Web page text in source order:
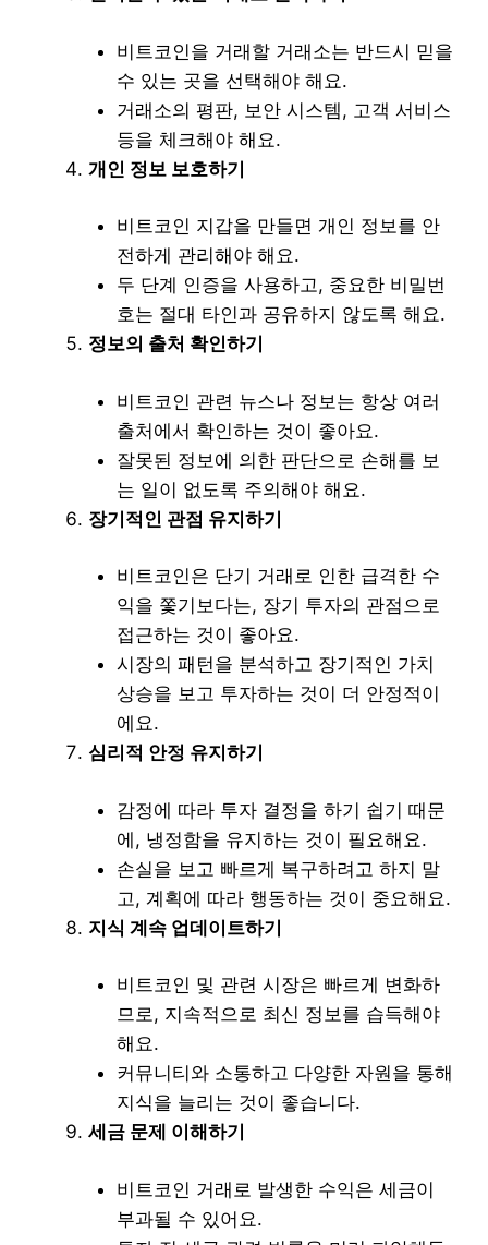
비트코인을 거래할 거래소는 반드시 믿을
수 있는 곳을 선택해야 해요.
거래소의 평판, 보안 시스템, 고객 서비스
등을 체크해야 해요.
개인 정보 보호하기
비트코인 지갑을 만들면 개인 정보를 안
전하게 관리해야 해요.
두 단계 인증을 사용하고, 중요한 비밀번
호는 절대 타인과 공유하지 않도록 해요.
정보의 출처 확인하기
비트코인 관련 뉴스나 정보는 항상 여러
출처에서 확인하는 것이 좋아요.
잘못된 정보에 의한 판단으로 손해를 보
는 일이 없도록 주의해야 해요.
장기적인 관점 유지하기
비트코인은 단기 거래로 인한 급격한 수
익을 쫓기보다는, 장기 투자의 관점으로
접근하는 것이 좋아요.
시장의 패턴을 분석하고 장기적인 가치
상승을 보고 투자하는 것이 더 안정적이
에요.
심리적 안정 유지하기
감정에 따라 투자 결정을 하기 쉽기 때문
에, 냉정함을 유지하는 것이 필요해요.
손실을 보고 빠르게 복구하려고 하지 말
고, 계획에 따라 행동하는 것이 중요해요.
지식 계속 업데이트하기
비트코인 및 관련 시장은 빠르게 변화하
므로, 지속적으로 최신 정보를 습득해야
해요.
커뮤니티와 소통하고 다양한 자원을 통해
지식을 늘리는 것이 좋습니다.
세금 문제 이해하기
비트코인 거래로 발생한 수익은 세금이
부과될 수 있어요.